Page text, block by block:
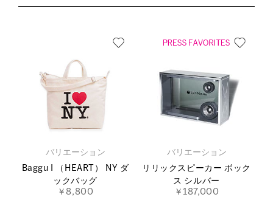
バリエーション
Baggu I （HEART） NY ダ
ックバッグ
￥8,800
バリエーション
リリックスピーカー ボック
ス シルバー
￥187,000